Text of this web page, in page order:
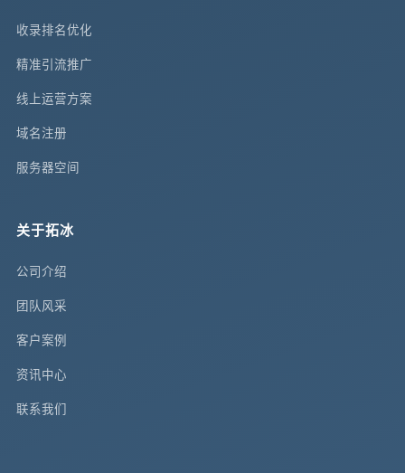
收录排名优化
精准引流推广
线上运营方案
域名注册
服务器空间
关于拓冰
公司介绍
团队风采
客户案例
资讯中心
联系我们